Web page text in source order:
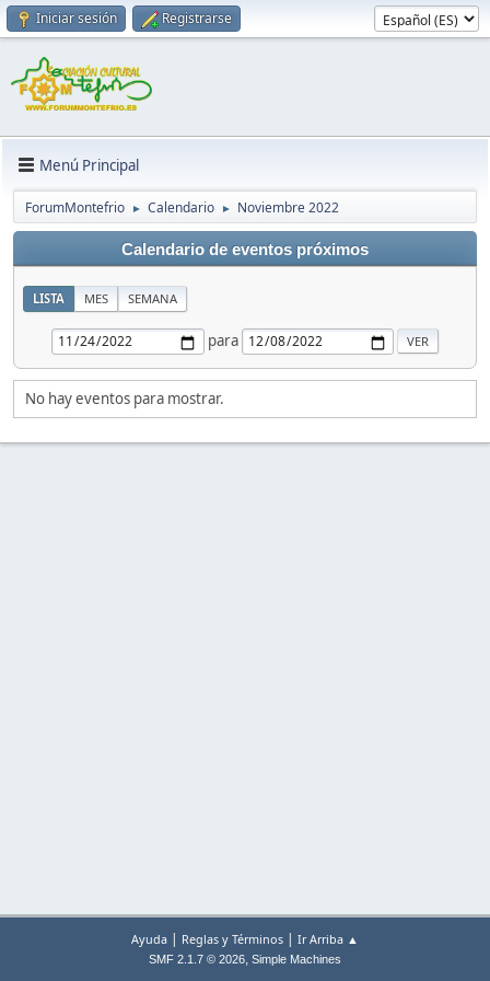
Iniciar sesión Registrarse
Menú Principal
ForumMontefrio ► Calendario ► Noviembre 2022
Calendario de eventos próximos
LISTA MES SEMANA
para
No hay eventos para mostrar.
Ayuda | Reglas y Términos | Ir Arriba ▲
SMF 2.1.7 © 2026, Simple Machines